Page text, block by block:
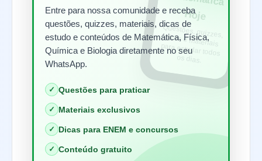
Entre para nossa comunidade e receba
questões, quizzes, materiais, dicas de
estudo e conteúdos de Matemática, Física,
Química e Biologia diretamente no seu
WhatsApp.
✓ Questões para praticar
✓ Materiais exclusivos
✓ Dicas para ENEM e concursos
✓ Conteúdo gratuito
Hoje
Questões, quizzes,
dicas e materiais
para estudar todos
os dias.